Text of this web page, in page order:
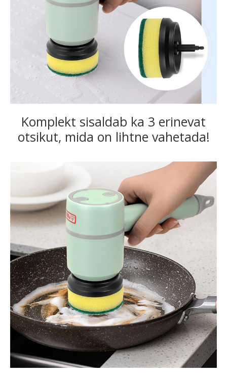
Komplekt sisaldab ka 3 erinevat
otsikut, mida on lihtne vahetada!